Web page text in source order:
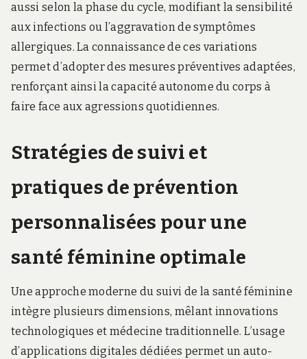
aussi selon la phase du cycle, modifiant la sensibilité
aux infections ou l’aggravation de symptômes
allergiques. La connaissance de ces variations
permet d’adopter des mesures préventives adaptées,
renforçant ainsi la capacité autonome du corps à
faire face aux agressions quotidiennes.
Stratégies de suivi et
pratiques de prévention
personnalisées pour une
santé féminine optimale
Une approche moderne du suivi de la santé féminine
intègre plusieurs dimensions, mêlant innovations
technologiques et médecine traditionnelle. L’usage
d’applications digitales dédiées permet un auto-